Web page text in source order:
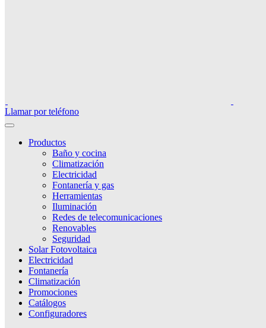
Llamar por teléfono
Productos
Baño y cocina
Climatización
Electricidad
Fontanería y gas
Herramientas
Iluminación
Redes de telecomunicaciones
Renovables
Seguridad
Solar Fotovoltaica
Electricidad
Fontanería
Climatización
Promociones
Catálogos
Configuradores